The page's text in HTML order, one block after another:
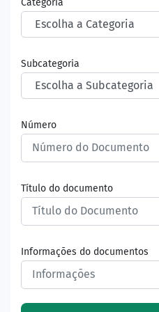
Subcategoria
Número
Título do documento
Informações do documentos